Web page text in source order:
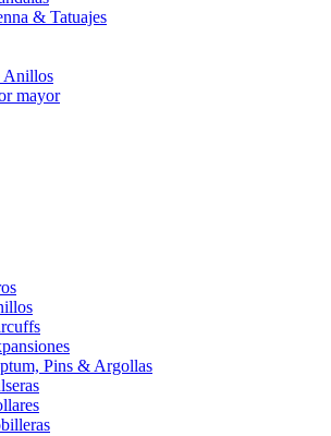
& Tatuajes
Anillos
mayor
Pins & Argollas